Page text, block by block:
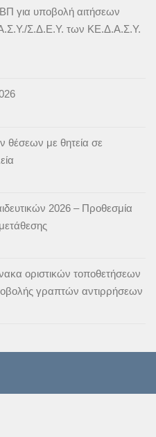
για υποβολή αιτήσεων
Σ.Δ.Ε.Υ. των ΚΕ.Δ.Α.Σ.Υ.
με θητεία σε
2026 – Προθεσμία
οριστικών τοποθετήσεων
γραπτών αντιρρήσεων